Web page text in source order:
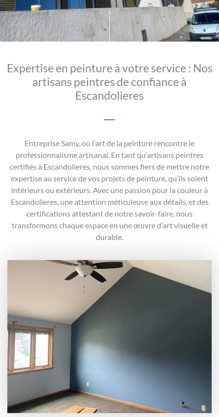
Expertise en peinture à votre service : Nos
artisans peintres de confiance à
Escandolieres
Entreprise Samy, où l’art de la peinture rencontre le
professionnalisme artisanal. En tant qu’artisans peintres
certifiés à Escandolieres, nous sommes fiers de mettre notre
expertise au service de vos projets de peinture, qu’ils soient
intérieurs ou extérieurs. Avec une passion pour la couleur à
Escandolieres, une attention méticuleuse aux détails, et des
certifications attestant de notre savoir-faire, nous
transformons chaque espace en une œuvre d’art visuelle et
durable.